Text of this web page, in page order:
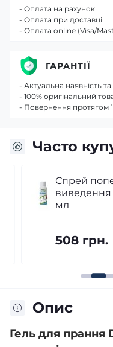
Часто
Спрей
виведення
мл
508 грн.
Опис
Гель для прання
- Оплата на рахунок
- Оплата при доставці
- Оплата online (Visa/
ГАРАНТІЇ
- Актуальна наявність та
- 100% оригінальний
- Повернення протягом